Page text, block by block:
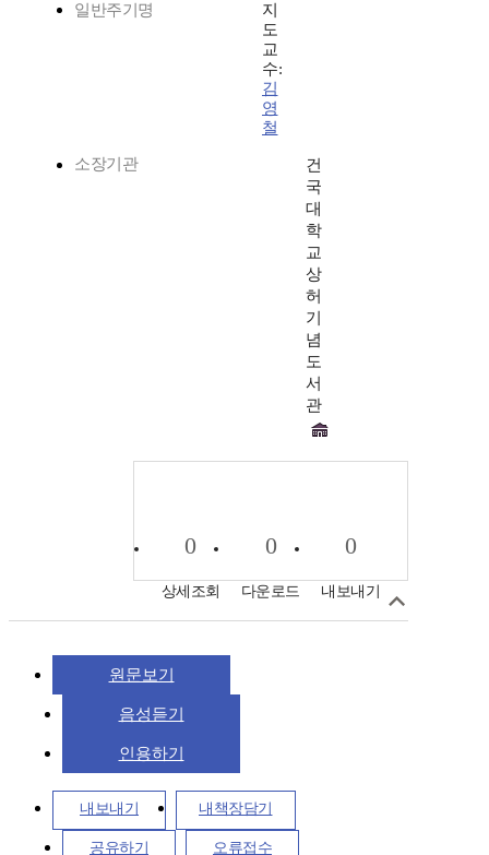
일반주기명
지
도
교
수:
김
영
철
소장기관
건
국
대
학
교
상
허
기
념
도
서
관
0
상세조회
0
다운로드
0
내보내기
원문보기
음성듣기
인용하기
내보내기 내책장담기
공유하기 오류접수